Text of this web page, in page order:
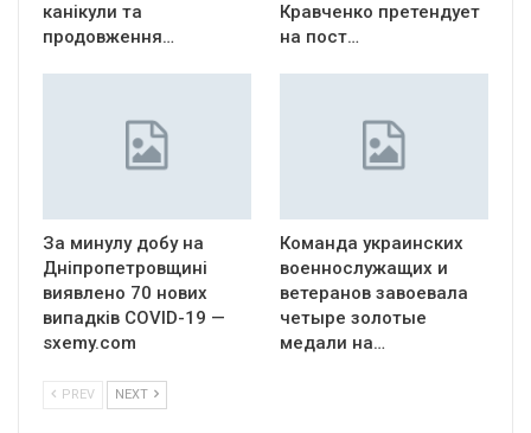
канікули та
продовження…
Кравченко претендует
на пост…
За минулу добу на
Дніпропетровщині
виявлено 70 нових
випадків COVID-19 —
sxemy.com
Команда украинских
военнослужащих и
ветеранов завоевала
четыре золотые
медали на…
PREV NEXT